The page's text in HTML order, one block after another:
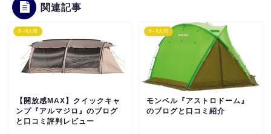
関連記事
5～6人用
【開放感MAX】クイックキャ
ンプ『アルマジロ』のブログ
と口コミ評判レビュー
5～6人用
モンベル『アストロドーム』
のブログと口コミ紹介